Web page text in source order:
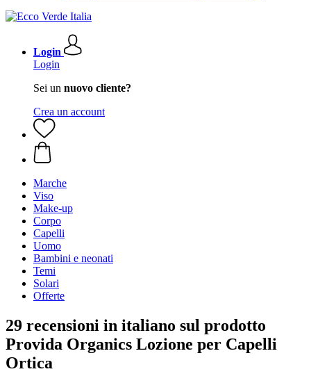
Login
Login
Sei un nuovo cliente?
Crea un account
Marche
Viso
Make-up
Corpo
Capelli
Uomo
Bambini e neonati
Temi
Solari
Offerte
29 recensioni in italiano sul prodotto
Provida Organics Lozione per Capelli
Ortica